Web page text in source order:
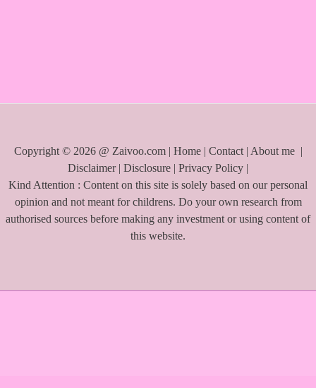
Copyright © 2026 @ Zaivoo.com | Home| Contact| About me |
Disclaimer| Disclosure | Privacy Policy |
Kind Attention : Content on this site is solely based on our personal
opinion and not meant for childrens. Do your own research from
authorised sources before making any investment or using content of
this website.